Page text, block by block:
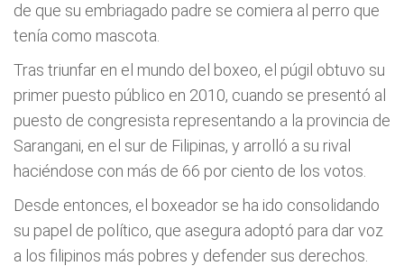
de que su embriagado padre se comiera al perro que
tenía como mascota.
Tras triunfar en el mundo del boxeo, el púgil obtuvo su
primer puesto público en 2010, cuando se presentó al
puesto de congresista representando a la provincia de
Sarangani, en el sur de Filipinas, y arrolló a su rival
haciéndose con más de 66 por ciento de los votos.
Desde entonces, el boxeador se ha ido consolidando
su papel de político, que asegura adoptó para dar voz
a los filipinos más pobres y defender sus derechos.